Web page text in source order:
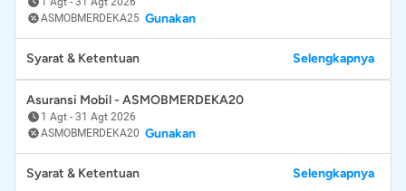
ASMOBMERDEKA25 Gunakan
Syarat & Ketentuan Selengkapnya
Asuransi Mobil - ASMOBMERDEKA20
1 Agt - 31 Agt 2026
ASMOBMERDEKA20 Gunakan
Syarat & Ketentuan Selengkapnya